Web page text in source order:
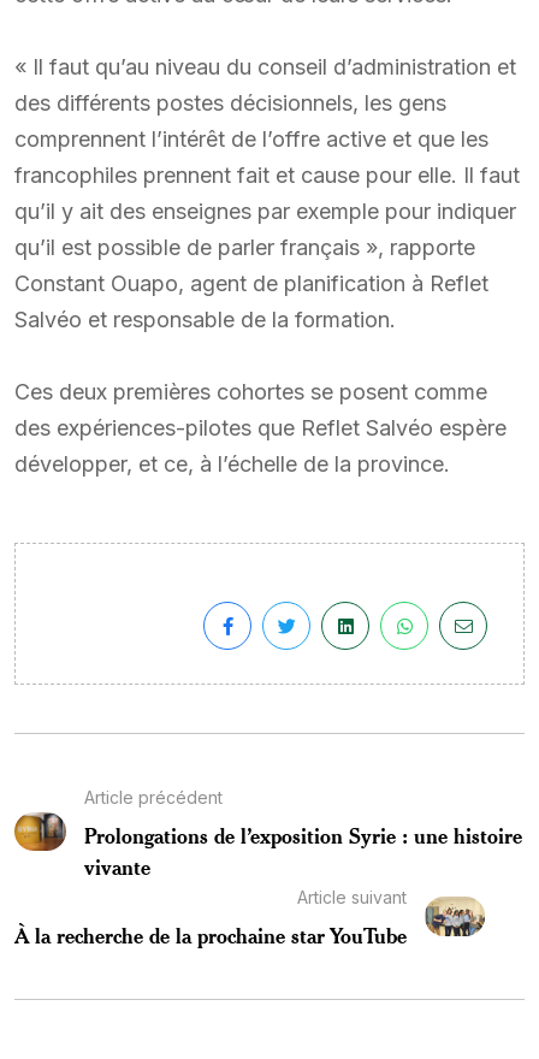
« Il faut qu’au niveau du conseil d’administration et
des différents postes décisionnels, les gens
comprennent l’intérêt de l’offre active et que les
francophiles prennent fait et cause pour elle. Il faut
qu’il y ait des enseignes par exemple pour indiquer
qu’il est possible de parler français », rapporte
Constant Ouapo, agent de planification à Reflet
Salvéo et responsable de la formation.
Ces deux premières cohortes se posent comme
des expériences-pilotes que Reflet Salvéo espère
développer, et ce, à l’échelle de la province.
Article précédent
Prolongations de l’exposition Syrie : une histoire
vivante
Article suivant
À la recherche de la prochaine star YouTube